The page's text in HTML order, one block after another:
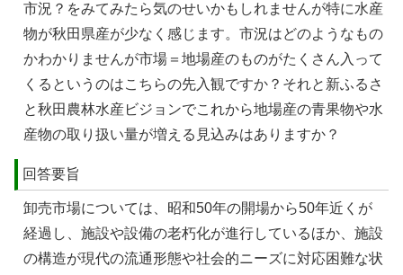
市況？をみてみたら気のせいかもしれませんが特に水産
物が秋田県産が少なく感じます。市況はどのようなもの
かわかりませんが市場＝地場産のものがたくさん入って
くるというのはこちらの先入観ですか？それと新ふるさ
と秋田農林水産ビジョンでこれから地場産の青果物や水
産物の取り扱い量が増える見込みはありますか？
回答要旨
卸売市場については、昭和50年の開場から50年近くが
経過し、施設や設備の老朽化が進行しているほか、施設
の構造が現代の流通形態や社会的ニーズに対応困難な状